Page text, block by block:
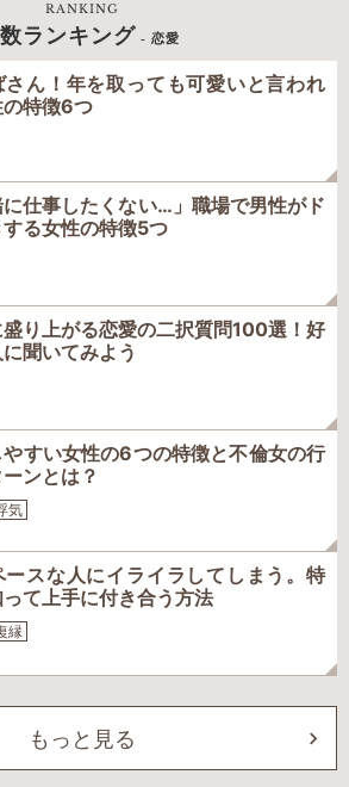
RANKING
ランキング - 恋愛
さん！年を取っても可愛いと言われ
の特徴6つ
に仕事したくない…」職場で男性がド
する女性の特徴5つ
り上がる恋愛の二択質問100選！好
聞いてみよう
すい女性の6つの特徴と不倫女の行
ンとは？
気
ースな人にイライラしてしまう。特
て上手に付き合う方法
縁
もっと見る